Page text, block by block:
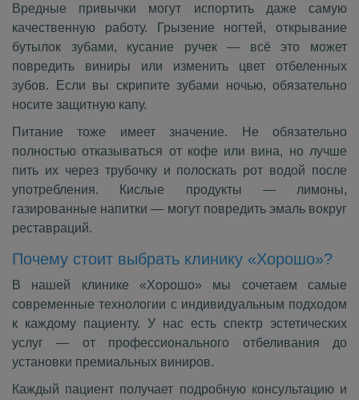
Вредные привычки могут испортить даже самую
качественную работу. Грызение ногтей, открывание
бутылок зубами, кусание ручек — всё это может
повредить виниры или изменить цвет отбеленных
зубов. Если вы скрипите зубами ночью, обязательно
носите защитную капу.
Питание тоже имеет значение. Не обязательно
полностью отказываться от кофе или вина, но лучше
пить их через трубочку и полоскать рот водой после
употребления. Кислые продукты — лимоны,
газированные напитки — могут повредить эмаль вокруг
реставраций.
Почему стоит выбрать клинику «Хорошо»?
В нашей клинике «Хорошо» мы сочетаем самые
современные технологии с индивидуальным подходом
к каждому пациенту. У нас есть спектр эстетических
услуг — от профессионального отбеливания до
установки премиальных виниров.
Каждый пациент получает подробную консультацию и